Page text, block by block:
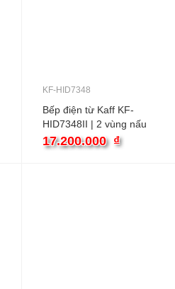
KF-HID7348
Bếp điện từ Kaff KF-
HID7348II | 2 vùng nấu
âm
17.200.000 ₫